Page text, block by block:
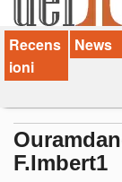
dT in English
Recens
ioni
News
F.Imbert1